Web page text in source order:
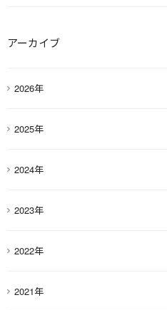
アーカイブ
2026年
2025年
2024年
2023年
2022年
2021年